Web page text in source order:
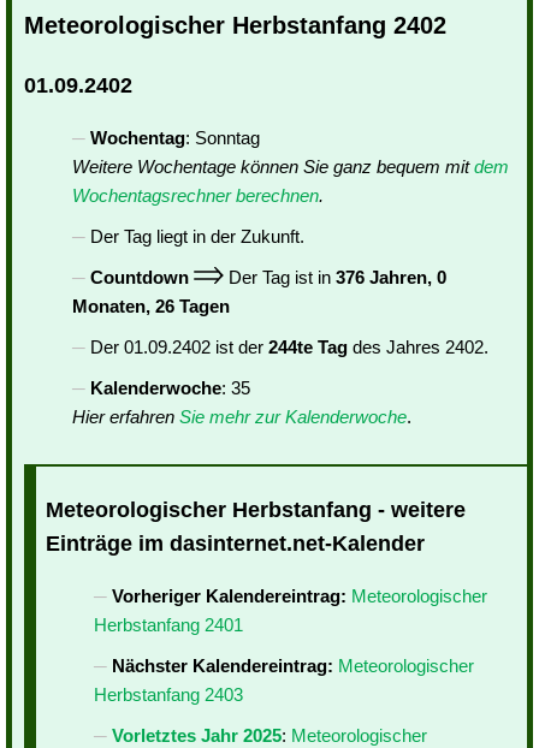
Meteorologischer Herbstanfang 2402
01.09.2402
Wochentag: Sonntag
Weitere Wochentage können Sie ganz bequem mitdem
Wochentagsrechner berechnen.
Der Tag liegt in der Zukunft.
Countdown
Der Tag ist in 376 Jahren, 0
Monaten, 26 Tagen
Der 01.09.2402 ist der 244te Tag des Jahres 2402.
Kalenderwoche: 35
Hier erfahren Sie mehr zur Kalenderwoche.
Meteorologischer Herbstanfang - weitere
Einträge im dasinternet.net-Kalender
Vorheriger Kalendereintrag: Meteorologischer
Herbstanfang 2401
Nächster Kalendereintrag: Meteorologischer
Herbstanfang 2403
Vorletztes Jahr 2025: Meteorologischer